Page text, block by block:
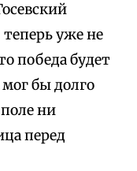
уже не
победа будет
бы долго
ни
перед